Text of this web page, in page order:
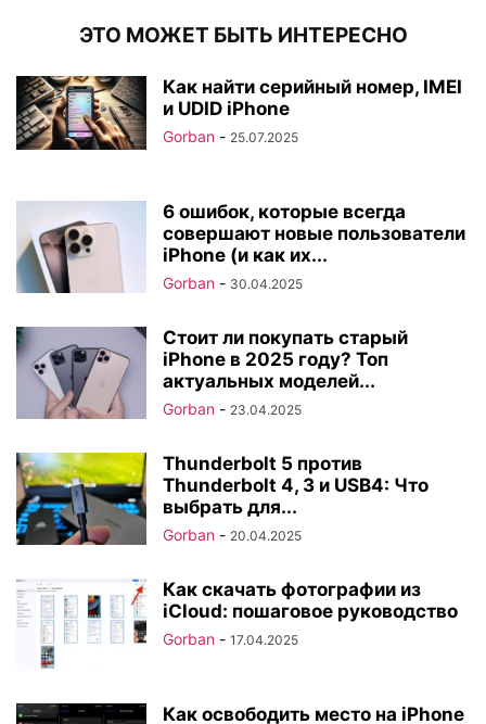
ЭТО МОЖЕТ БЫТЬ ИНТЕРЕСНО
Как найти серийный номер, IMEI
и UDID iPhone
Gorban - 25.07.2025
6 ошибок, которые всегда
совершают новые пользователи
iPhone (и как их...
Gorban - 30.04.2025
Стоит ли покупать старый
iPhone в 2025 году? Топ
актуальных моделей...
Gorban - 23.04.2025
Thunderbolt 5 против
Thunderbolt 4, 3 и USB4: Что
выбрать для...
Gorban - 20.04.2025
Как скачать фотографии из
iCloud: пошаговое руководство
Gorban - 17.04.2025
Как освободить место на iPhone